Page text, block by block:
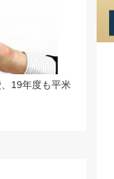
19年度も平米